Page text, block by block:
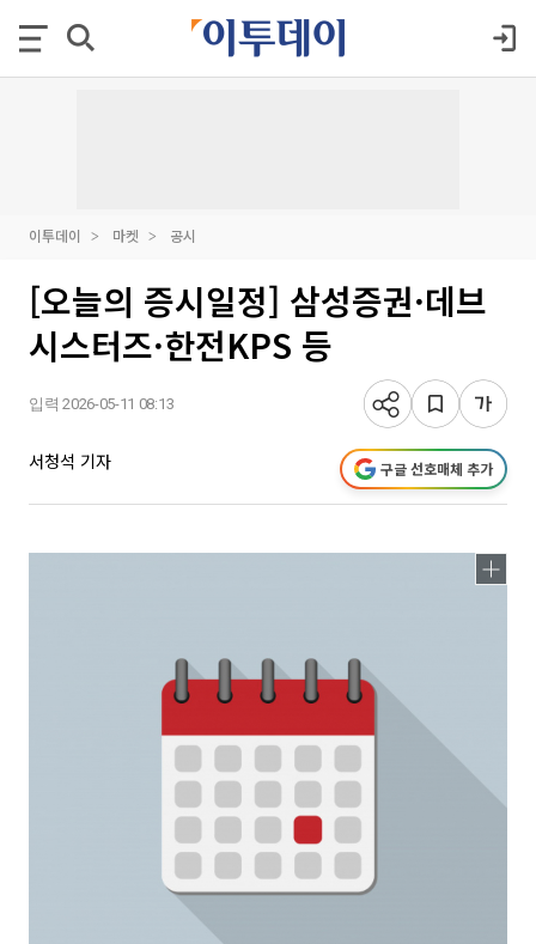
이투데이 마켓 공시
[오늘의 증시일정] 삼성증권·데브
시스터즈·한전KPS 등
입력 2026-05-11 08:13
서청석 기자 구글 선호매체 추가